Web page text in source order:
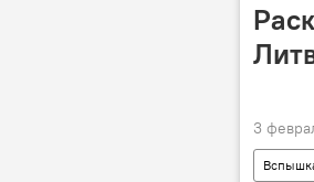
3